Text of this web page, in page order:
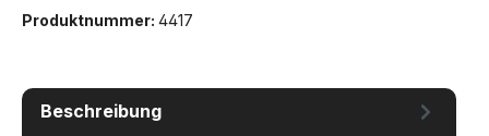
Produktnummer: 4417
Beschreibung